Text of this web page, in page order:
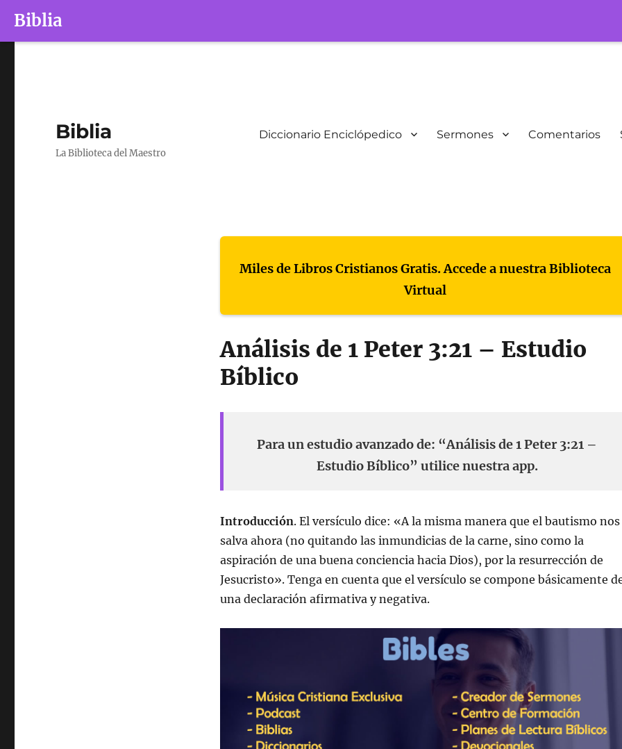
Biblia
Biblia
La Biblioteca del Maestro
Diccionario Enciclópedico Sermones Comentarios
Miles de Libros Cristianos Gratis. Accede a nuestra Biblioteca
Virtual
Análisis de 1 Peter 3:21 – Estudio
Bíblico
Para un estudio avanzado de: “Análisis de 1 Peter 3:21 –
Estudio Bíblico” utilice nuestra app.
Introducción. El versículo dice: «A la misma manera que el bautismo nos
salva ahora (no quitando las inmundicias de la carne, sino como la
aspiración de una buena conciencia hacia Dios), por la resurrección de
Jesucristo». Tenga en cuenta que el versículo se compone básicamente
una declaración afirmativa y negativa.